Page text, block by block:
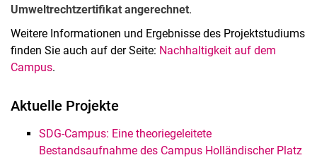
Umweltrechtzertifikat angerechnet.
Weitere Informationen und Ergebnisse des Projektstudiums
finden Sie auch auf der Seite: Nachhaltigkeit auf dem
Campus.
Aktuelle Projekte
SDG-Campus: Eine theoriegeleitete
Bestandsaufnahme des Campus Holländischer Platz